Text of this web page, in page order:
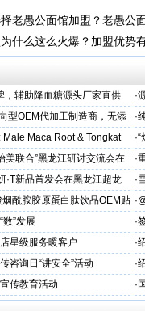
老愚公面馆加盟？老愚公
什么这么火爆？加盟优势
，辅助降血糖源头厂家直供 ·
型OEM代加工制造商，无添
·
Maca Root & Tongkat ·“
美联合”黑龙江研讨交流会在
创新突破，引领胶原抗
·
·T新品首发会在黑龙江超龙
并进行相关学术交流
·
酰胺胶原蛋白肽饮品OEM贴 ·
”发展 ·
星级服务暖客户 ·
咨询日“讲安全”活动 ·
传教育活动 ·